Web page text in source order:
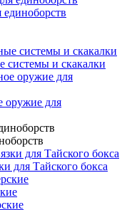
системы и скакалки
оружие для
для Тайского бокса